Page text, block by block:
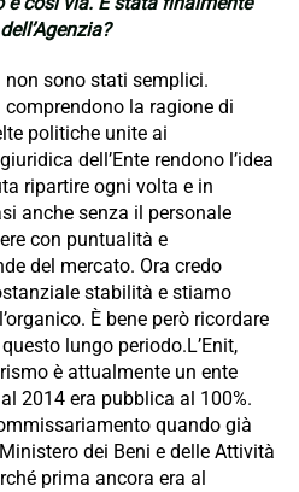
non sono stati semplici.
comprendono la ragione di
politiche unite ai
dell’Ente rendono l’idea
ripartire ogni volta e in
anche senza il personale
con puntualità e
del mercato. Ora credo
stabilità e stiamo
È bene però ricordare
lungo periodo.L’Enit,
è attualmente un ente
2014 era pubblica al 100%.
quando già
dei Beni e delle Attività
prima ancora era al